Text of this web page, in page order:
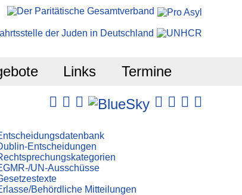
Links Termine
Entscheidungen
UN-Ausschüsse
Behördliche Mitteilungen